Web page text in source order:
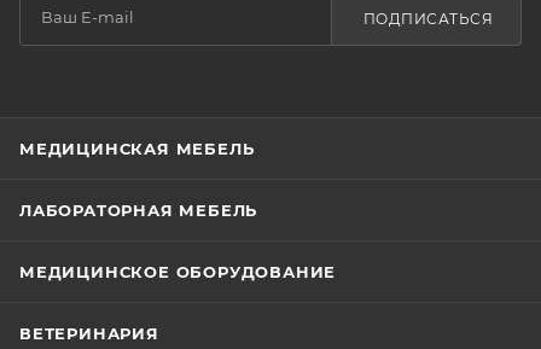
ПОДПИСАТЬСЯ
МЕДИЦИНСКАЯ МЕБЕЛЬ
ЛАБОРАТОРНАЯ МЕБЕЛЬ
МЕДИЦИНСКОЕ ОБОРУДОВАНИЕ
ВЕТЕРИНАРИЯ